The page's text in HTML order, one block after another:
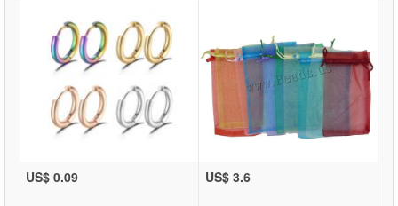
US$ 0.09 US$ 3.6